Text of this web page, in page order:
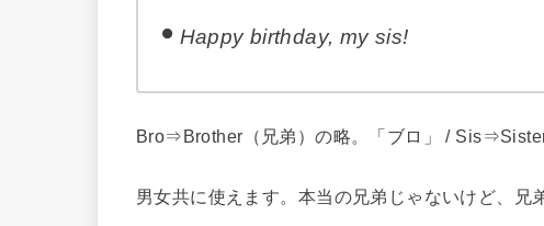
Happy birthday, my sis!
Bro⇒Brother（兄弟）の略。「ブロ」 / Sis⇒Sister
男女共に使えます。本当の兄弟じゃないけど、兄